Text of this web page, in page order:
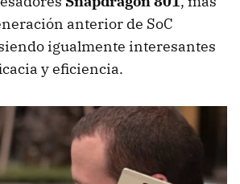
anterior de SoC
igualmente interesantes
y eficiencia.